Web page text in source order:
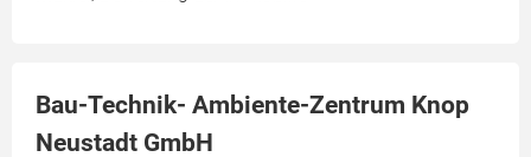
Bau-Technik- Ambiente-Zentrum Knop
Neustadt GmbH